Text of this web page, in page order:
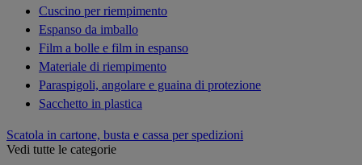
Cuscino per riempimento
Espanso da imballo
Film a bolle e film in espanso
Materiale di riempimento
Paraspigoli, angolare e guaina di protezione
Sacchetto in plastica
Scatola in cartone, busta e cassa per spedizioni
Vedi tutte le categorie